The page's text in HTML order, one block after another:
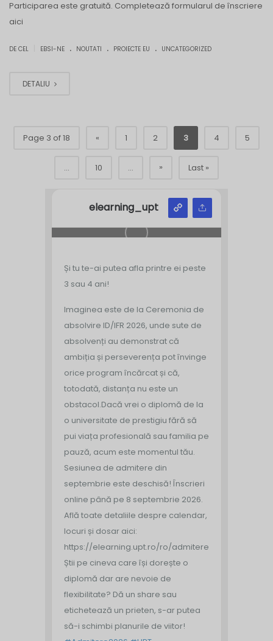
Participarea este gratuită. Completează formularul de înscriere
aici
DE CEL EBSI-NE . NOUTATI . PROIECTE EU . UNCATEGORIZED
DETALIU
Page 3 of 18 « 1 2 3 4 5
... 10 ... » Last »
elearning_upt
Și tu te-ai putea afla printre ei peste
3 sau 4 ani!
Imaginea este de la Ceremonia de
absolvire ID/IFR 2026, unde sute de
absolvenți au demonstrat că
ambiția și perseverența pot învinge
orice program încărcat și că,
totodată, distanța nu este un
obstacol.Dacă vrei o diplomă de la
o universitate de prestigiu fără să
pui viața profesională sau familia pe
pauză, acum este momentul tău.
Sesiunea de admitere din
septembrie este deschisă! Înscrieri
online până pe 8 septembrie 2026.
Află toate detaliile despre calendar,
locuri și dosar aici:
https://elearning.upt.ro/ro/admitere/
Știi pe cineva care își dorește o
diplomă dar are nevoie de
flexibilitate? Dă un share sau
etichetează un prieten, s-ar putea
să-i schimbi planurile de viitor!